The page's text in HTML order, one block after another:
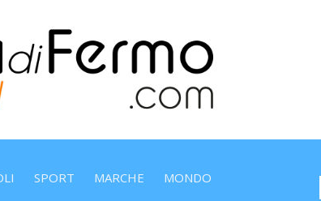
SPORT MARCHE MONDO